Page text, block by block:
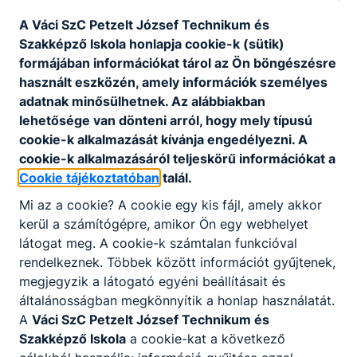
végrehajtja, illetve végrehajtatja a
meghatározott feladatokat;
vezetőszakács pozícióban végrehajtatja
az általa meghatározott feladatokat és
ellenőrzi is azokat;
előkészítő, elkészítő és befejező
műveleteket felügyel, szükség esetén
korrigáltat;
árut rendel, árut vesz át, árut raktároz
ellenőriz, szakosított áruraktározást
ellenőriz;
betartja és betartatja a HACCP
szabályzatot;
irányítja és összehangolja a
segédszemélyzet munkáját;
megérti és felhasználja a technológiai
műveletek idegennyelvű leírásait.
A Váci SzC Petzelt József Technikum és
Szakképző Iskola honlapja cookie-k (sütik)
formájában információkat tárol az Ön böngészésre
használt eszközén, amely információk személyes
adatnak minősülhetnek. Az alábbiakban
lehetősége van dönteni arról, hogy mely típusú
cookie-k alkalmazását kívánja engedélyezni. A
cookie-k alkalmazásáról teljeskörű információkat a
Cookie tájékoztatóban talál.
Mi az a cookie? A cookie egy kis fájl, amely akkor
kerül a számítógépre, amikor Ön egy webhelyet
látogat meg. A cookie-k számtalan funkcióval
rendelkeznek. Többek között információt gyűjtenek,
megjegyzik a látogató egyéni beállításait és
általánosságban megkönnyítik a honlap használatát.
A Váci SzC Petzelt József Technikum és
Szakképző Iskola a cookie-kat a következő